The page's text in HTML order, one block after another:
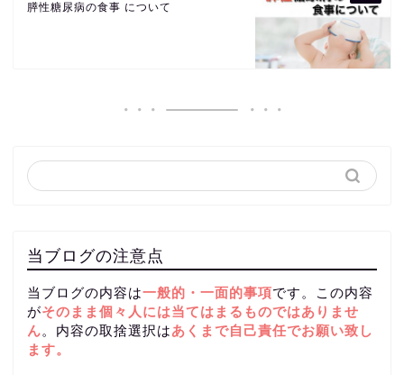
膵性糖尿病の食事 について
当ブログの注意点
当ブログの内容は一般的・一面的事項です。この内容
がそのまま個々人には当てはまるものではありませ
ん。内容の取捨選択はあくまで自己責任でお願い致し
ます。